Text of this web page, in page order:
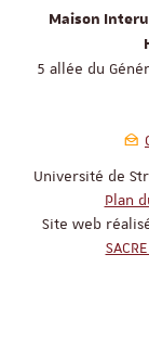
Maison
5 allée du
Université de
Plan
Site web